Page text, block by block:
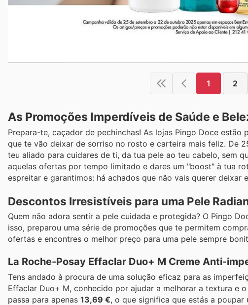
1 2
As Promoções Imperdíveis de Saúde e
Prepara-te, caçador de pechinchas! As lojas Pingo Doce
que te vão deixar de sorriso no rosto e carteira mais feliz. De
teu aliado para cuidares de ti, da tua pele ao teu cabelo, sem
aquelas ofertas por tempo limitado e dares um "boost" à tua
espreitar e garantimos: há achados que não vais querer deixar
Descontos Irresistíveis para uma Pele
Quem não adora sentir a pele cuidada e protegida? O Pingo
isso, preparou uma série de promoções que te permitem
ofertas e encontres o melhor preço para uma pele sempre
La Roche-Posay Effaclar Duo+ M Creme Anti-
Tens andado à procura de uma solução eficaz para as
Effaclar Duo+ M, conhecido por ajudar a melhorar a textura e
passa para apenas 13,69 €, o que significa que estás a poupar